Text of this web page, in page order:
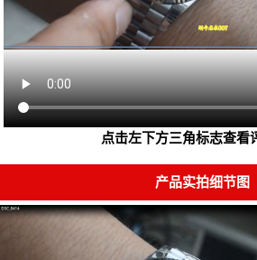
点击左下方三角标志查看
产品实拍细节图